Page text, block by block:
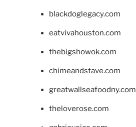
blackdoglegacy.com
eatvivahouston.com
thebigshowok.com
chimeandstave.com
greatwallseafoodny.com
theloverose.com